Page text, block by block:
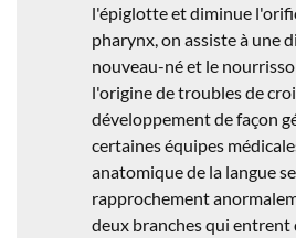
l'épiglotte et diminue
pharynx, on assiste à une
nouveau-né et le
l'origine de troubles de
développement de façon
certaines équipes
anatomique de la langue
rapprochement
deux branches qui